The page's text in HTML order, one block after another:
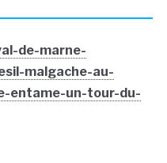
de-marne-
malgache-au-
entame-un-tour-du-